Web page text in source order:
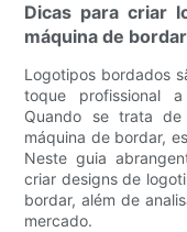
Dicas para criar
máquina de bordar
Logotipos bordados
toque profissional
Quando se trata
máquina de bordar,
Neste guia
criar designs de
bordar, além de
mercado.